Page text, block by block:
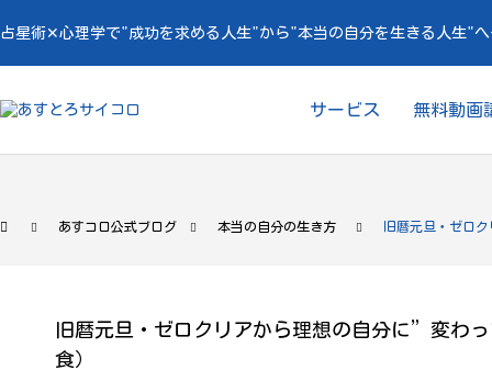
占星術✕心理学で"成功を求める人生"から"本当の自分を生きる人生"
サービス 無料動画
あすコロ公式ブログ 本当の自分の生き方 旧暦元旦・ゼロ
旧暦元旦・ゼロクリアから理想の自分に”変わ
食）